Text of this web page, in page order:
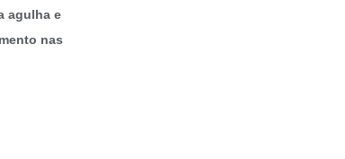
agulha e
nas